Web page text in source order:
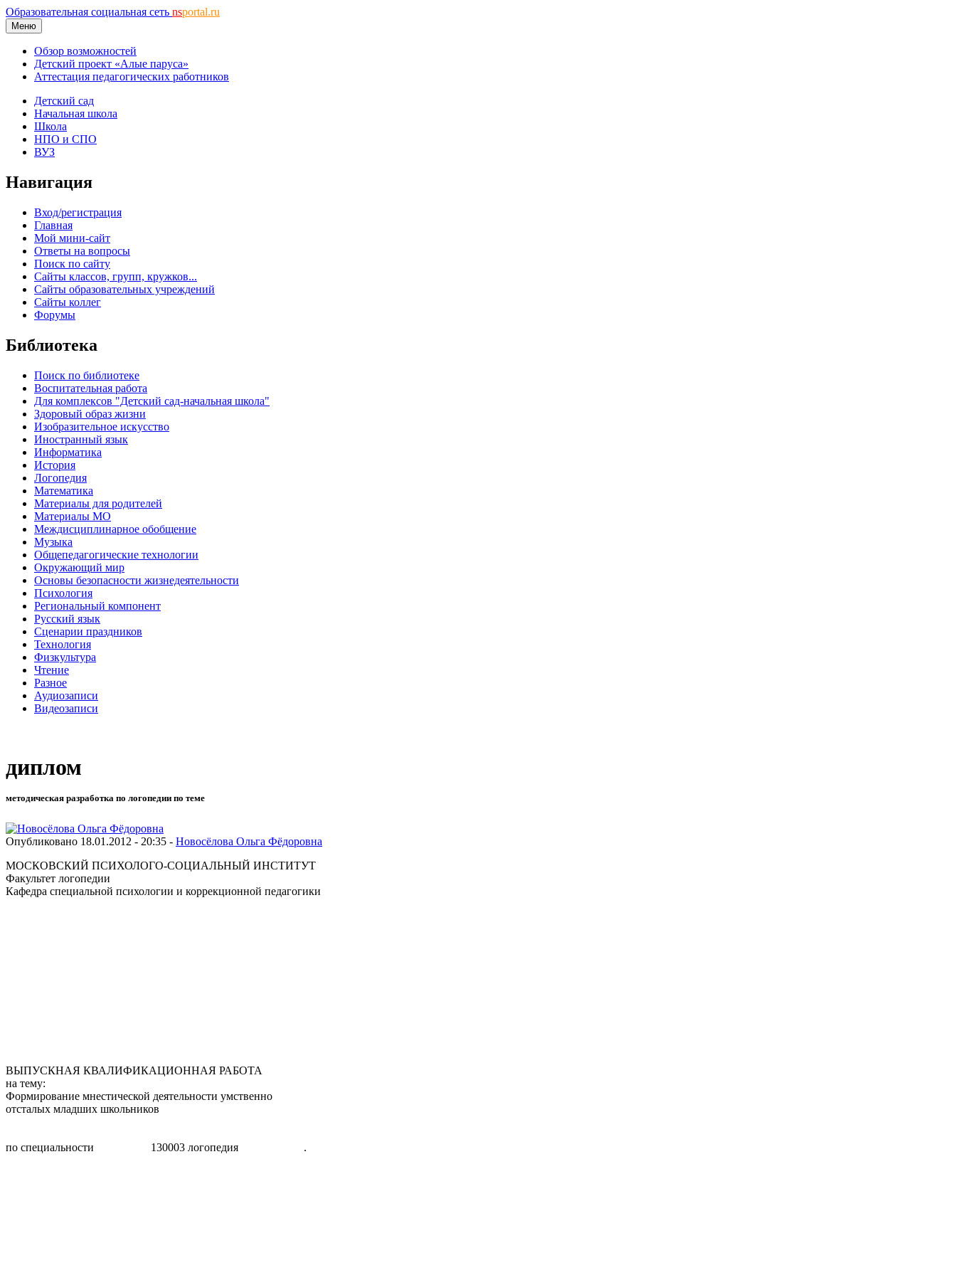
Образовательная социальная сеть nsportal.ru
Меню
Обзор возможностей
Детский проект «Алые паруса»
Аттестация педагогических работников
Детский сад
Начальная школа
Школа
НПО и СПО
ВУЗ
Навигация
Вход/регистрация
Главная
Мой мини-сайт
Ответы на вопросы
Поиск по сайту
Сайты классов, групп, кружков...
Сайты образовательных учреждений
Сайты коллег
Форумы
Библиотека
Поиск по библиотеке
Воспитательная работа
Для комплексов "Детский сад-начальная школа"
Здоровый образ жизни
Изобразительное искусство
Иностранный язык
Информатика
История
Логопедия
Математика
Материалы для родителей
Материалы МО
Междисциплинарное обобщение
Музыка
Общепедагогические технологии
Окружающий мир
Основы безопасности жизнедеятельности
Психология
Региональный компонент
Русский язык
Сценарии праздников
Технология
Физкультура
Чтение
Разное
Аудиозаписи
Видеозаписи
диплом
методическая разработка по логопедии по теме
Опубликовано 18.01.2012 - 20:35 - Новосёлова Ольга Фёдоровна
МОСКОВСКИЙ ПСИХОЛОГО-СОЦИАЛЬНЫЙ ИНСТИТУТ
Факультет логопедии
Кафедра специальной психологии и коррекционной педагогики
ВЫПУСКНАЯ КВАЛИФИКАЦИОННАЯ РАБОТА
на тему:
Формирование мнестической деятельности умственно
отсталых младших школьников
по специальности 130003 логопедия .